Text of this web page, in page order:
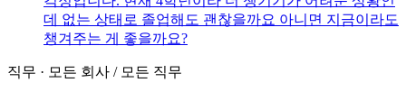
데 없는 상태로 졸업해도 괜찮을까요 아니면 지금이라도
챙겨주는 게 좋을까요?
직무 · 모든 회사 / 모든 직무